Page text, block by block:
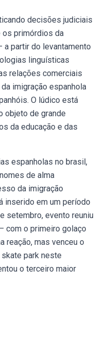
decisões judiciais
os primórdios da
a partir do levantamento
linguísticas
relações comerciais
imigração espanhola
O lúdico está
objeto de grande
da educação e das
espanholas no brasil,
de alma
da imigração
inserido em um período
setembro, evento reuniu
com o primeiro golaço
reação, mas venceu o
park neste
o terceiro maior